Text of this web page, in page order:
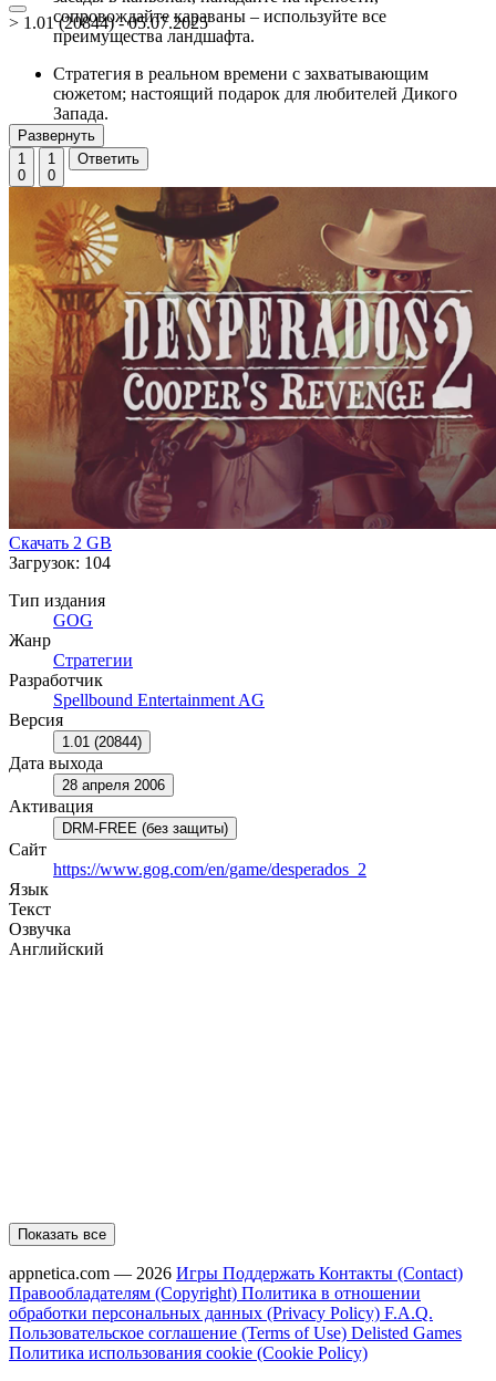
сопровождайте караваны – используйте все
преимущества ландшафта.
Стратегия в реальном времени с захватывающим
сюжетом; настоящий подарок для любителей Дикого
Запада.
> 1.01 (20844) - 05.07.2025
Развернуть
1
0
1
0
Ответить
Скачать 2 GB
Загрузок: 104
Тип издания
GOG
Жанр
Стратегии
Разработчик
Spellbound Entertainment AG
Версия
1.01 (20844)
Дата выхода
28 апреля 2006
Активация
DRM-FREE (без защиты)
Сайт
https://www.gog.com/en/game/desperados_2
Язык
Текст
Озвучка
Английский
Показать все
appnetica.com — 2026 Игры Поддержать Контакты (Contact)
Правообладателям (Copyright) Политика в отношении
обработки персональных данных (Privacy Policy) F.A.Q.
Пользовательское соглашение (Terms of Use) Delisted Games
Политика использования cookie (Cookie Policy)